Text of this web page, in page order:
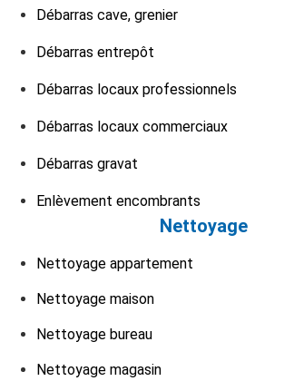
Débarras cave, grenier
Débarras entrepôt
Débarras locaux professionnels
Débarras locaux commerciaux
Débarras gravat
Enlèvement encombrants
Nettoyage
Nettoyage appartement
Nettoyage maison
Nettoyage bureau
Nettoyage magasin